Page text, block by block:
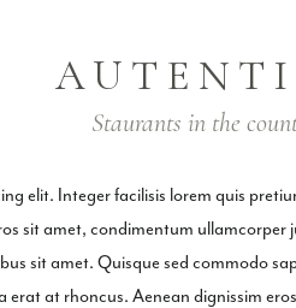
Staurants in the
elit. Integer facilisis lorem quis
sit amet, condimentum
sit amet. Quisque sed commodo
at rhoncus. Aenean dignissim